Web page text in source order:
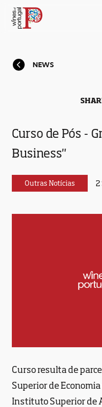
NEWS
Curso de Pós -
Business"
Outras Notícias
Curso resulta de
Superior de Economia
Instituto Superior de